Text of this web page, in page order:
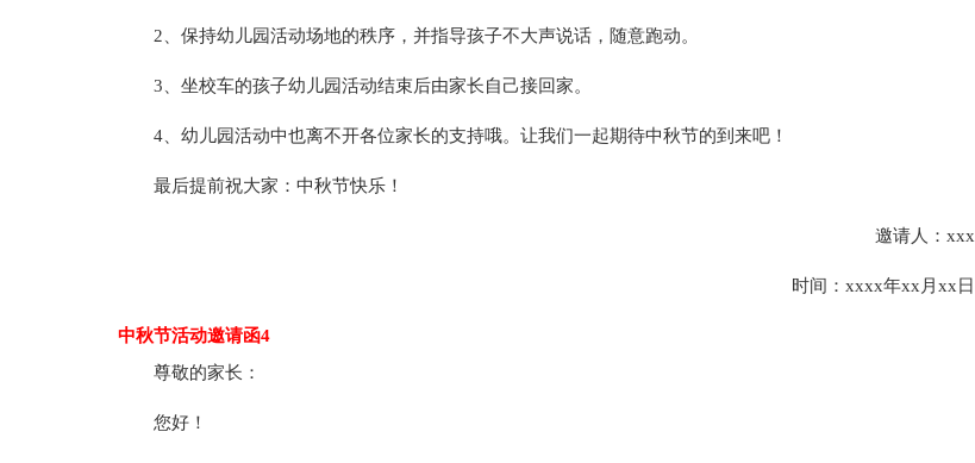
2、保持幼儿园活动场地的秩序，并指导孩子不大声说话，随意跑动。
3、坐校车的孩子幼儿园活动结束后由家长自己接回家。
4、幼儿园活动中也离不开各位家长的支持哦。让我们一起期待中秋节的到来吧！
最后提前祝大家：中秋节快乐！
邀请人：xxx
时间：xxxx年xx月xx日
中秋节活动邀请函4
尊敬的家长：
您好！